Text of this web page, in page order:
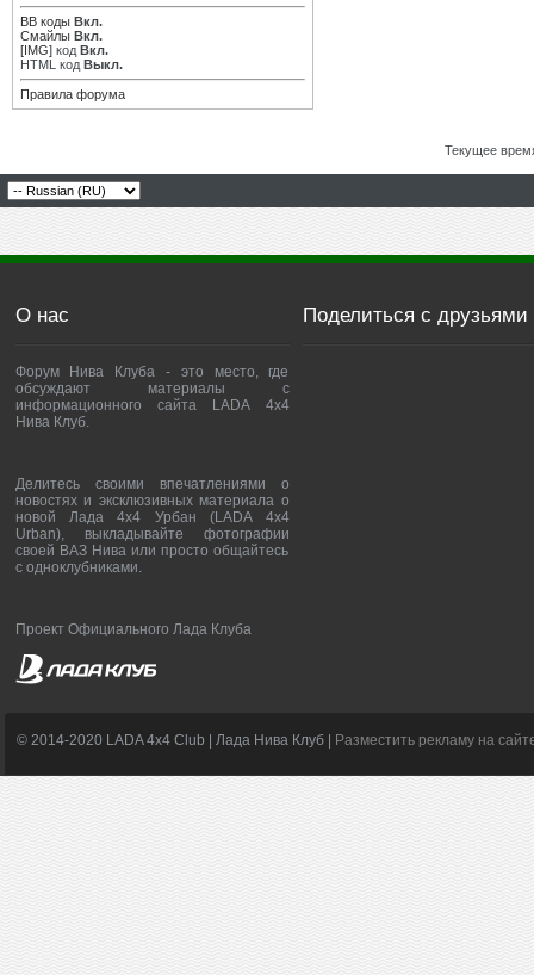
BB коды Вкл.
Смайлы Вкл.
[IMG] код Вкл.
HTML код Выкл.
Правила форума
Текущее
О нас
Форум Нива Клуба - это место, где
обсуждают материалы с
информационного сайта LADA 4x4
Нива Клуб.
Делитесь своими впечатлениями о
новостях и эксклюзивных материала о
новой Лада 4х4 Урбан (LADA 4x4
Urban), выкладывайте фотографии
своей ВАЗ Нива или просто общайтесь
с одноклубниками.
Проект Официального Лада Клуба
Поделиться с друзьями
© 2014-2020 LADA 4x4 Club | Лада Нива Клуб | Разместить рекламу на